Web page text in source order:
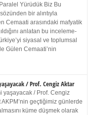
Yürüdük Biz Bu
bir alıntıyla
Cemaati arasındaki mafyatik
anlatan bu inceleme-
siyasal ve toplumsal
Gülen Cemaati’nin
/ Prof. Cengiz Aktar
yaşayacak / Prof. Cengiz
geçtiğimiz günlerde
küme düşmek olarak